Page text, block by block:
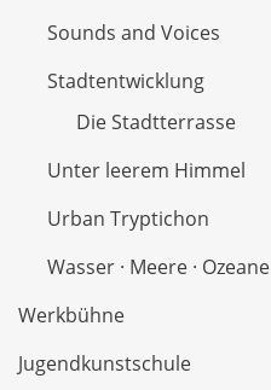
Sounds and Voices
Stadtentwicklung
Die Stadtterrasse
Unter leerem Himmel
Urban Tryptichon
Wasser · Meere · Ozeane
Werkbühne
Jugendkunstschule